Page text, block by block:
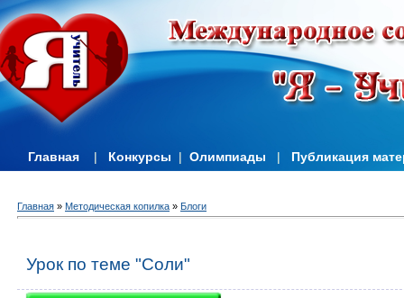
Главная | Конкурсы | Олимпиады | Публикация
Главная » Методическая копилка » Блоги
Урок по теме "Соли"